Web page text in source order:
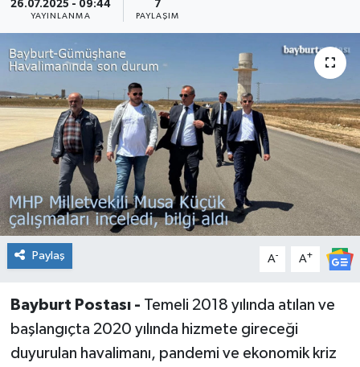
26.07.2025 - 09:44
YAYINLANMA
7
PAYLAŞIM
Paylaş A- A+
Bayburt Postası - Temeli 2018 yılında atılan ve
başlangıçta 2020 yılında hizmete gireceği
duyurulan havalimanı, pandemi ve ekonomik kriz